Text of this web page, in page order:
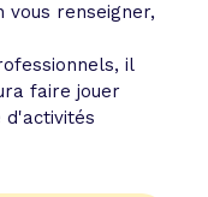
vous renseigner,
il
faire jouer
d'activités